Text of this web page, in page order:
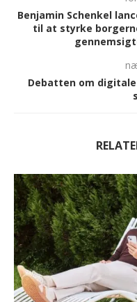
Benjamin Schenkel
til at styrke
Debatten om